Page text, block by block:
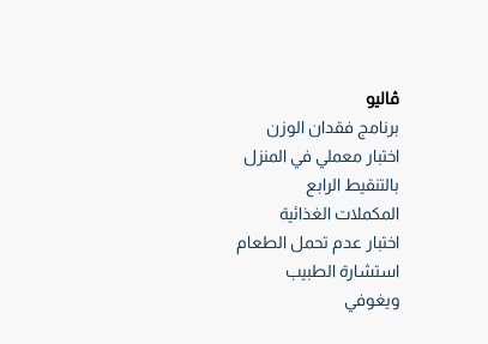
ڤاليو
برنامج فقدان الوزن
اختبار معملي في المنزل
بالتنقيط الرابع
المكملات الغذائية
اختبار عدم تحمل الطعام
استشارة الطبيب
ويغوفي